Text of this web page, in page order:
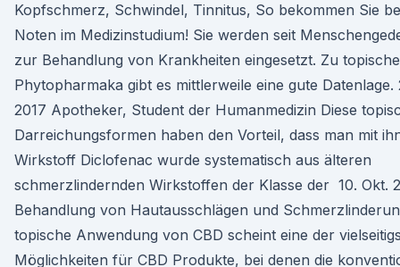
Kopfschmerz, Schwindel, Tinnitus, So bekommen Sie
Noten im Medizinstudium! Sie werden seit
zur Behandlung von Krankheiten eingesetzt. Zu
Phytopharmaka gibt es mittlerweile eine gute Datenlage.
2017 Apotheker, Student der Humanmedizin Diese
Darreichungsformen haben den Vorteil, dass man mit
Wirkstoff Diclofenac wurde systematisch aus älteren
schmerzlindernden Wirkstoffen der Klasse der 10. Okt.
Behandlung von Hautausschlägen und
topische Anwendung von CBD scheint eine der
Möglichkeiten für CBD Produkte, bei denen die